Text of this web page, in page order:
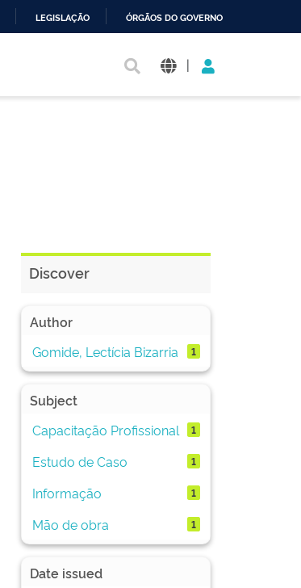
LEGISLAÇÃO ÓRGÃOS DO GOVERNO
|
Discover
Author
Gomide, Lectícia Bizarria
1
Subject
Capacitação Profissional
1
Estudo de Caso 1
Informação 1
Mão de obra 1
Date issued